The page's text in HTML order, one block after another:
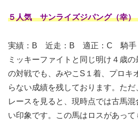
５人気 サンライズジパング（幸
実績：B 近走：B 適正：C 騎手
ミッキーファイトと同じ明け４歳
の対戦でも、みやこS１着、プロキ
らない成績を残しております。た
レースを見ると、現時点では古馬
い印象です。この馬はロスがあっ